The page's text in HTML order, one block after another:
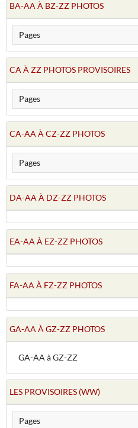
BA-AA À BZ-ZZ PHOTOS
CA À ZZ PHOTOS PROVISOIRES
CA-AA À CZ-ZZ PHOTOS
DA-AA À DZ-ZZ PHOTOS
EA-AA À EZ-ZZ PHOTOS
FA-AA À FZ-ZZ PHOTOS
GA-AA À GZ-ZZ PHOTOS
GA-AA à GZ-ZZ
LES PROVISOIRES (WW)